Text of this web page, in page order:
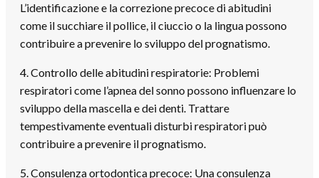
L’identificazione e la correzione precoce di abitudini
come il succhiare il pollice, il ciuccio o la lingua possono
contribuire a prevenire lo sviluppo del prognatismo.
4. Controllo delle abitudini respiratorie: Problemi
respiratori come l’apnea del sonno possono influenzare lo
sviluppo della mascella e dei denti. Trattare
tempestivamente eventuali disturbi respiratori può
contribuire a prevenire il prognatismo.
5. Consulenza ortodontica precoce: Una consulenza